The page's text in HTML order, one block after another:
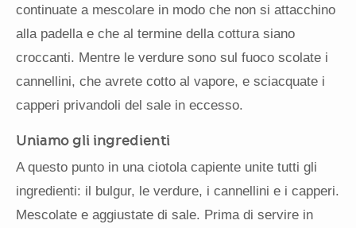
continuate a mescolare in modo che non si attacchino
alla padella e che al termine della cottura siano
croccanti. Mentre le verdure sono sul fuoco scolate i
cannellini, che avrete cotto al vapore, e sciacquate i
capperi privandoli del sale in eccesso.
Uniamo gli ingredienti
A questo punto in una ciotola capiente unite tutti gli
ingredienti: il bulgur, le verdure, i cannellini e i capperi.
Mescolate e aggiustate di sale. Prima di servire in